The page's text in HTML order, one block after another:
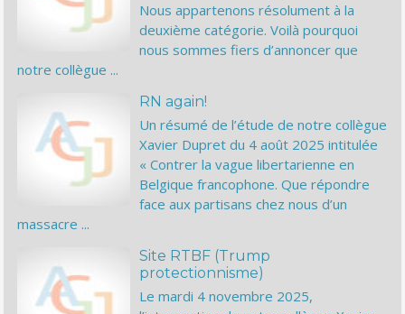
Nous appartenons résolument à la
deuxième catégorie. Voilà pourquoi
nous sommes fiers d’annoncer que
notre collègue ...
RN again!
Un résumé de l’étude de notre collègue
Xavier Dupret du 4 août 2025 intitulée
« Contrer la vague libertarienne en
Belgique francophone. Que répondre
face aux partisans chez nous d’un
massacre ...
Site RTBF (Trump
protectionnisme)
Le mardi 4 novembre 2025,